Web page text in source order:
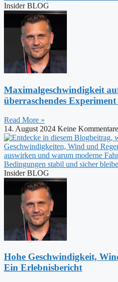
Insider BLOG
Maximalgeschwindigkeit
überraschendes
Read More »
14. August 2024 Keine Kommentare
Insider BLOG
Hohe Geschwindigkeit,
Ein Erlebnisbericht